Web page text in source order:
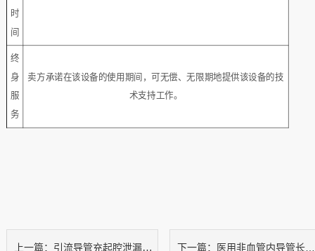
时
间
终
身
服
务
卖方承诺在该设备的使用期间，可无偿、无限期地提供该设备的技
术支持工作。
上一篇： 引流导管充起腔泄漏及球囊回缩可靠性测试仪 下一篇： 医用非血管内导管长时弯曲试验测试装置